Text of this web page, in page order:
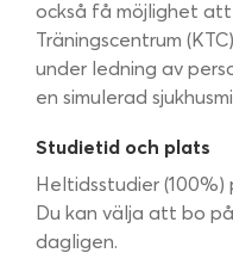
också få möjlighet att
Träningscentrum
under ledning av
en simulerad
Studietid och plats
Heltidsstudier
Du kan välja att bo
dagligen.